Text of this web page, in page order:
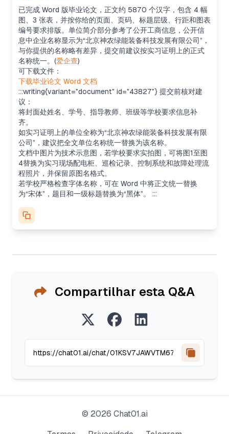
已完成 Word 版毕业论文，正文约 5870 个汉字，包含 4 幅
图、3 张表，并按你给的页面、页码、标题层级、行距和图表
编号要求排版。单位简介部分参考了公开工商信息，公开信
息中企业名称显示为“北京神农绿能装备科技发展有限公司”，
与你提供的名称略有差异，提交前建议按实习证明上的正式
名称统一。(爱企查)
可下载文件：
下载毕业论文 Word 文档
:::writing{variant="document" id="43827"} 提交前核对建
议：
将封面处姓名、学号、指导教师、班级等学校要求信息补
齐。
如实习证明上的单位全称为“北京神农绿能装备科技发展有限
公司”，建议把全文单位名称统一替换为该名称。
文档中图片为技术示意图，若学校要求实拍图，可将图1至图
4替换为实习现场配电柜、巡检记录、控制系统和故障处理流
程照片，并保留原图名格式。
若学校严格检查字体名称，可在 Word 中将正文统一替换
为“宋体”，题目和一级标题替换为“黑体”。 :::
Compartilhar esta Q&A
© 2026 Chat01.ai